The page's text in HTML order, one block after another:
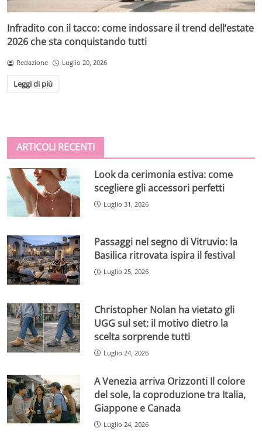
Infradito con il tacco: come indossare il trend dell’estate
2026 che sta conquistando tutti
Redazione Luglio 20, 2026
Leggi di più
ARTICOLI RECENTI
Look da cerimonia estiva: come
scegliere gli accessori perfetti
Luglio 31, 2026
Passaggi nel segno di Vitruvio: la
Basilica ritrovata ispira il festival
Luglio 25, 2026
Christopher Nolan ha vietato gli
UGG sul set: il motivo dietro la
scelta sorprende tutti
Luglio 24, 2026
A Venezia arriva Orizzonti Il colore
del sole, la coproduzione tra Italia,
Giappone e Canada
Luglio 24, 2026